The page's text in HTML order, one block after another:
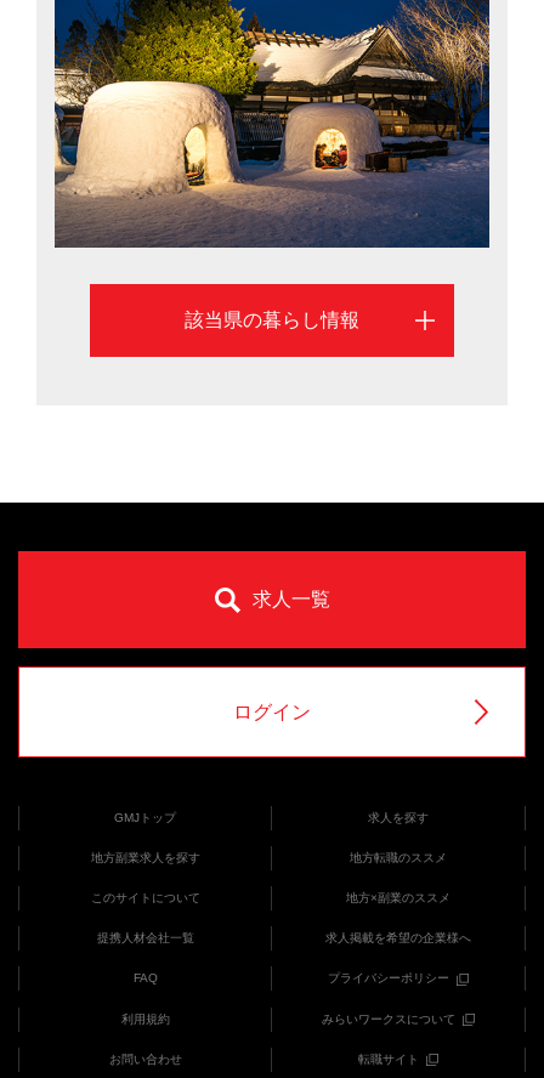
が安く手に入ることや、東京に比べて手ごろな家賃で広
い家に住める点も特徴です。そんな秋田県の移住に関す
る情報を、秋田市を中心に紹介します
該当県の暮らし情報
求人一覧
ログイン
GMJトップ 求人を探す
地方副業求人を探す 地方転職のススメ
このサイトについて 地方×副業のススメ
提携人材会社一覧 求人掲載を希望の企業様へ
FAQ プライバシーポリシー
利用規約 みらいワークスについて
お問い合わせ 転職サイト